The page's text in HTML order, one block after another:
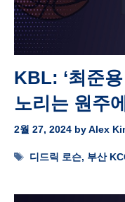
KBL: ‘최준
노리는 원주
2월 27, 2024 byAlex
Tags
디드릭 로슨, 부산